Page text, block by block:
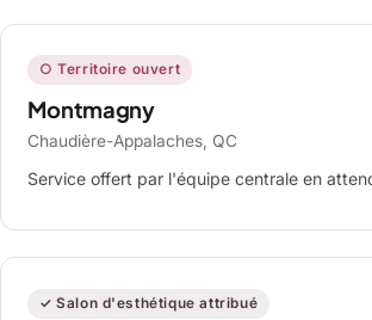
○ Territoire ouvert
Montmagny
Chaudière-Appalaches, QC
Service offert par l'équipe centrale en
✓ Salon d'esthétique attribué